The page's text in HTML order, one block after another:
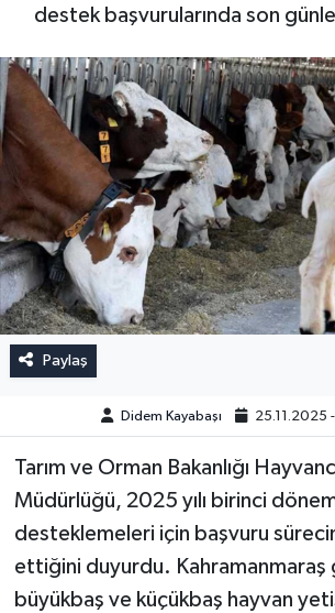
destek başvurularında son
Paylaş
Didem Kayabaşı 25.11.2025 -
Tarım ve Orman Bakanlığı
Müdürlüğü, 2025 yılı birinci dönem
desteklemeleri için başvuru
ettiğini duyurdu. Kahramanmaraş
büyükbaş ve küçükbaş hayvan
Haber Arşivi